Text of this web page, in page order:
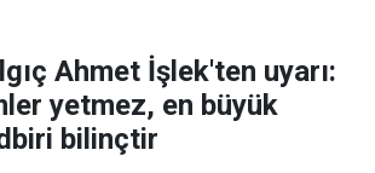
Ahmet İşlek'ten uyarı:
yetmez, en büyük
bilinçtir